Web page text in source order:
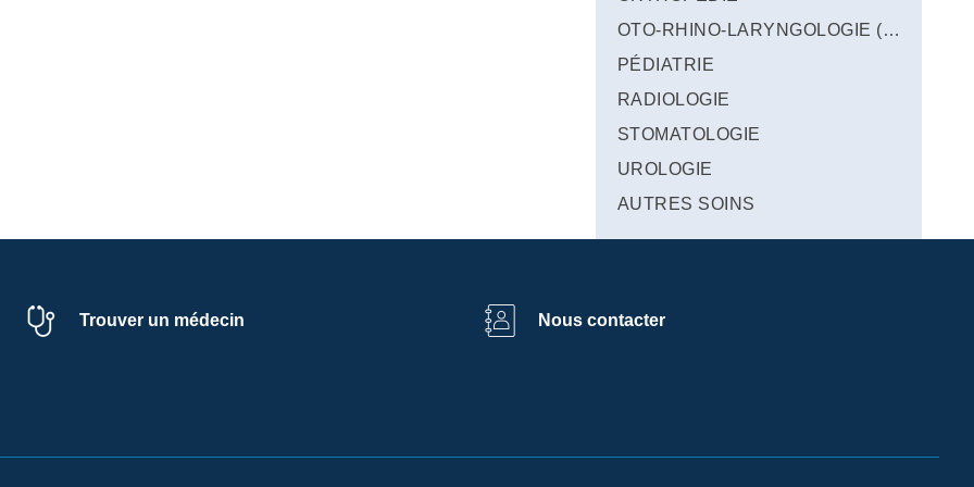
OTO-RHINO-LARYNGOLOGIE (ORL)
PÉDIATRIE
RADIOLOGIE
STOMATOLOGIE
UROLOGIE
AUTRES SOINS
Trouver un médecin Nous contacter